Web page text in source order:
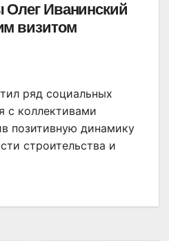
Олег Иванинский
визитом
ряд социальных
с коллективами
позитивную динамику
строительства и